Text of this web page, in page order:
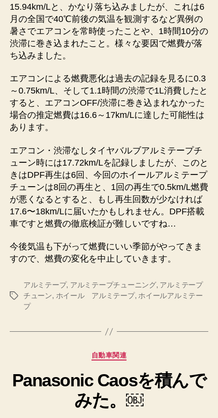
15.94km/Lと、かなり落ち込みましたが、これは6
月の全国で40℃前後の気温を観測するなど異例の
暑さでエアコンを常時使ったことや、1時間10分の
渋滞に巻き込まれたこと。様々な要因で燃費が落
ち込みました。
エアコンによる燃費悪化は過去の記録を見るに0.3
～0.75km/L、そして1.1時間の渋滞で1L消費したと
すると、エアコンOFF/渋滞に巻き込まれなかった
場合の推定燃費は16.6～17km/Lに達した可能性は
あります。
エアコン・渋滞なしタイヤバルブアルミテープチ
ューン時には17.72km/Lを記録しましたが、このと
きはDPF再生は6回、今回のホイールアルミテープ
チューンは8回の再生と、1回の再生で0.5km/L燃費
が悪くなるとすると、もし再生回数が少なければ
17.6〜18km/Lに届いたかもしれません。DPF搭載
車ですと燃費の徹底検証が難しいですね…
今後気温も下がって燃費にいい季節がやってきま
すので、燃費の変化を中止していきます。
タ
アルミテープ, アルミテープチューニング, アルミテープ
チューン, ホイール アルミテープ, ホイールアルミテー
プ
カ
ゴ
リ
自動車関連
Panasonic Caosを積んで
みた。￼